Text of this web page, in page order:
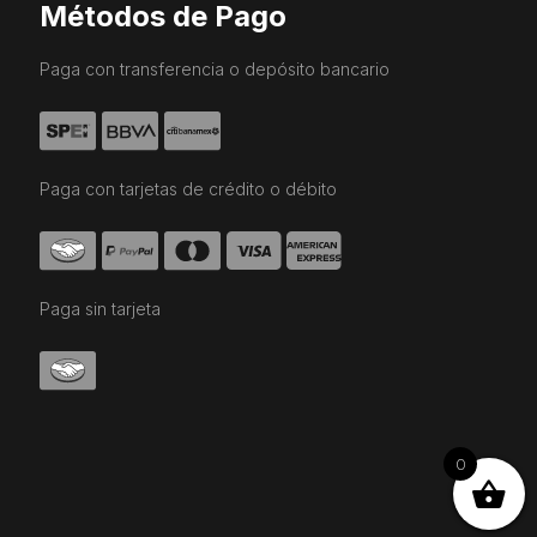
Métodos de Pago
Paga con transferencia o depósito bancario
Paga con tarjetas de crédito o débito
Paga sin tarjeta
0